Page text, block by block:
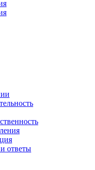
ответы